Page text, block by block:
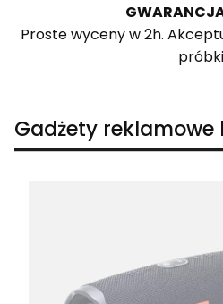
Proste wyceny w 2h.
próbki
Gadżety reklamowe